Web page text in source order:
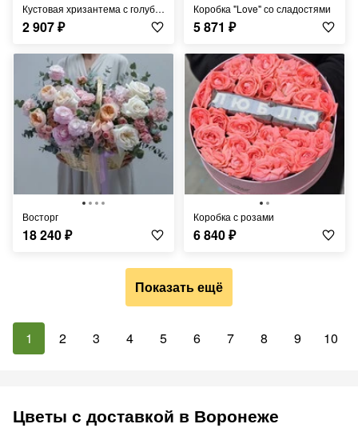
Кустовая хризантема с голубым хлопком
2 907₽
Коробка "Love" со сладостями
5 871 ₽
Восторг
18 240₽
коробка с розами
6 840₽
Показать ещё
1 2 3 4 5 6 7 8 9 10
Цветы с доставкой в Воронеже